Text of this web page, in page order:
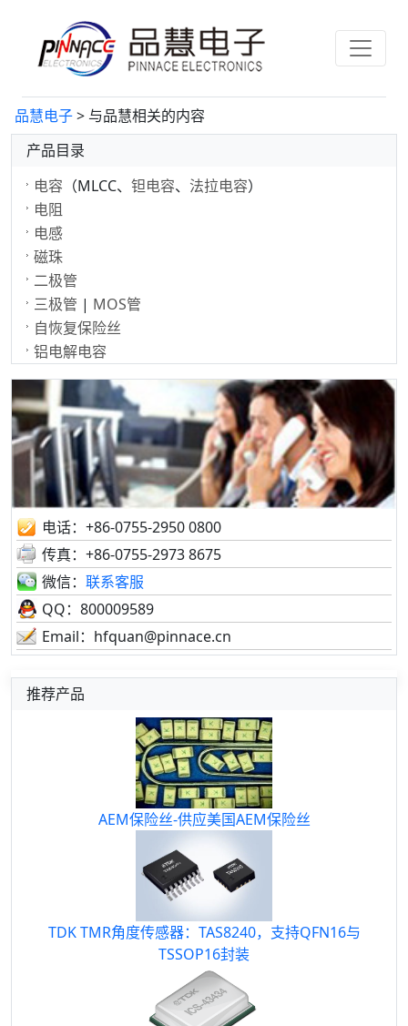
品慧电子> 与品慧相关的内容
产品目录
电容 （MLCC、 钽电容、 法拉电容）
电阻
电感
磁珠
二极管
三极管 | MOS管
自恢复保险丝
铝电解电容
电话：+86-0755-2950 0800
传真：+86-0755-2973 8675
微信： 联系客服
QQ：800009589
Email：hfquan@pinnace.cn
推荐产品
AEM保险丝-供应美国AEM保险丝
TDK TMR角度传感器：TAS8240，支持QFN16与
TSSOP16封装